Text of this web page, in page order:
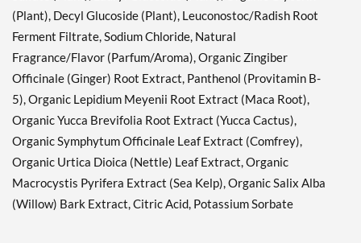
Red Raspberry - Shine
Enhancing 8 fl.oz
MAP ( ¿Qué es esto?):
$9.77
Ver el precio en el carrito
Agregar al carrito »
Tea Tree - Replenishing
12.7 fl.oz
(Plant), Decyl Glucoside (Plant), Leuconostoc/Radish Root
Ferment Filtrate, Sodium Chloride, Natural
Fragrance/Flavor (Parfum/Aroma), Organic Zingiber
Officinale (Ginger) Root Extract, Panthenol (Provitamin B-
5), Organic Lepidium Meyenii Root Extract (Maca Root),
Organic Yucca Brevifolia Root Extract (Yucca Cactus),
Organic Symphytum Officinale Leaf Extract (Comfrey),
Organic Urtica Dioica (Nettle) Leaf Extract, Organic
Macrocystis Pyrifera Extract (Sea Kelp), Organic Salix Alba
(Willow) Bark Extract, Citric Acid, Potassium Sorbate